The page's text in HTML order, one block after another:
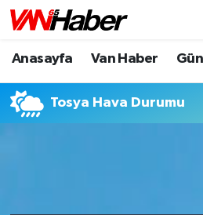
Anasayfa Van Haber
Tosya Hava Durumu
Nöbetçi Eczaneler
Hava Durumu